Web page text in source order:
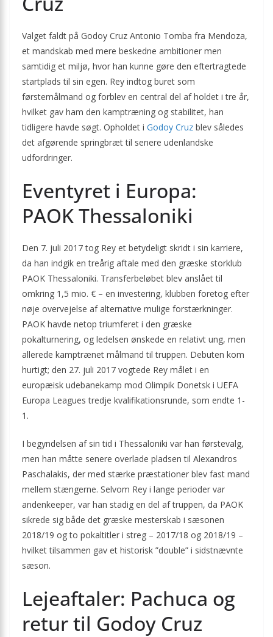
Valget faldt på Godoy Cruz Antonio Tomba fra Mendoza,
et mandskab med mere beskedne ambitioner men
samtidig et miljø, hvor han kunne gøre den eftertragtede
startplads til sin egen. Rey indtog buret som
førstemålmand og forblev en central del af holdet i tre år,
hvilket gav ham den kamptræning og stabilitet, han
tidligere havde søgt. Opholdet i Godoy Cruz blev således
det afgørende springbræt til senere udenlandske
udfordringer.
Eventyret i Europa:
PAOK Thessaloniki
Den 7. juli 2017 tog Rey et betydeligt skridt i sin karriere,
da han indgik en treårig aftale med den græske storklub
PAOK Thessaloniki. Transferbeløbet blev anslået til
omkring 1,5 mio. € – en investering, klubben foretog efter
nøje overvejelse af alternative mulige forstærkninger.
PAOK havde netop triumferet i den græske
pokalturnering, og ledelsen ønskede en relativt ung, men
allerede kamptrænet målmand til truppen. Debuten kom
hurtigt; den 27. juli 2017 vogtede Rey målet i en
europæisk udebanekamp mod Olimpik Donetsk i UEFA
Europa Leagues tredje kvalifikationsrunde, som endte 1-
1.
I begyndelsen af sin tid i Thessaloniki var han førstevalg,
men han måtte senere overlade pladsen til Alexandros
Paschalakis, der med stærke præstationer blev fast mand
mellem stængerne. Selvom Rey i lange perioder var
andenkeeper, var han stadig en del af truppen, da PAOK
sikrede sig både det græske mesterskab i sæsonen
2018/19 og to pokaltitler i streg – 2017/18 og 2018/19 –
hvilket tilsammen gav et historisk ”double” i sidstnævnte
sæson.
Lejeaftaler: Pachuca og
retur til Godoy Cruz